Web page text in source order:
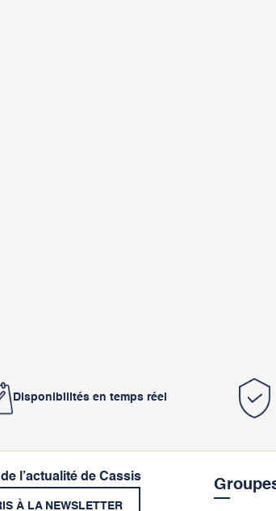
Disponibilités en temps réel
l’actualité de Cassis
À LA NEWSLETTER